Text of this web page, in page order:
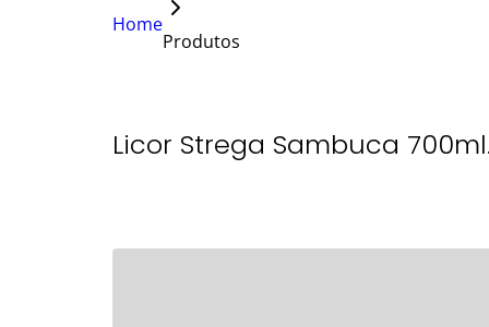
Home
Produtos
Licor Strega Sambuca